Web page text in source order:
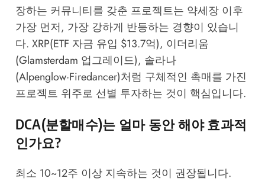
장하는 커뮤니티를 갖춘 프로젝트는 약세장 이후
가장 먼저, 가장 강하게 반등하는 경향이 있습니
다. XRP(ETF 자금 유입 $13.7억), 이더리움
(Glamsterdam 업그레이드), 솔라나
(Alpenglow·Firedancer)처럼 구체적인 촉매를 가진
프로젝트 위주로 선별 투자하는 것이 핵심입니다.
DCA(분할매수)는 얼마 동안 해야 효과적
인가요?
최소 10~12주 이상 지속하는 것이 권장됩니다.